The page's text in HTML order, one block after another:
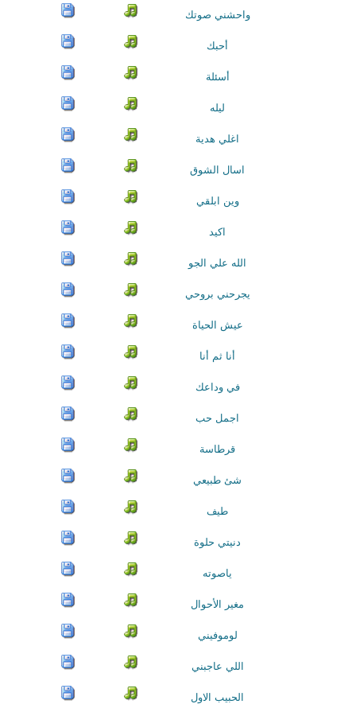
واحشني صوتك
أحبك
أسئلة
ليله
اغلي هدية
اسال الشوق
وين ابلقي
اكيد
الله علي الجو
يجرحني بروحي
عيش الحياة
أنا ثم أنا
في وداعك
اجمل حب
قرطاسة
شئ طبيعي
طيف
دنيتي حلوة
ياصوته
مغير الأحوال
لوموفيني
اللي عاجبني
الحبيب الاول